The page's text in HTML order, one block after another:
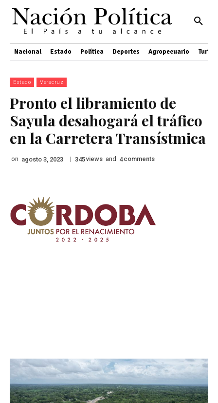
Nacional Estado Política Deportes Agropecuario
Estado Veracruz
Pronto el libramiento de
Sayula desahogará el tráfico
en la Carretera Transístmica
on agosto 3, 2023 | 345views and 4 comments